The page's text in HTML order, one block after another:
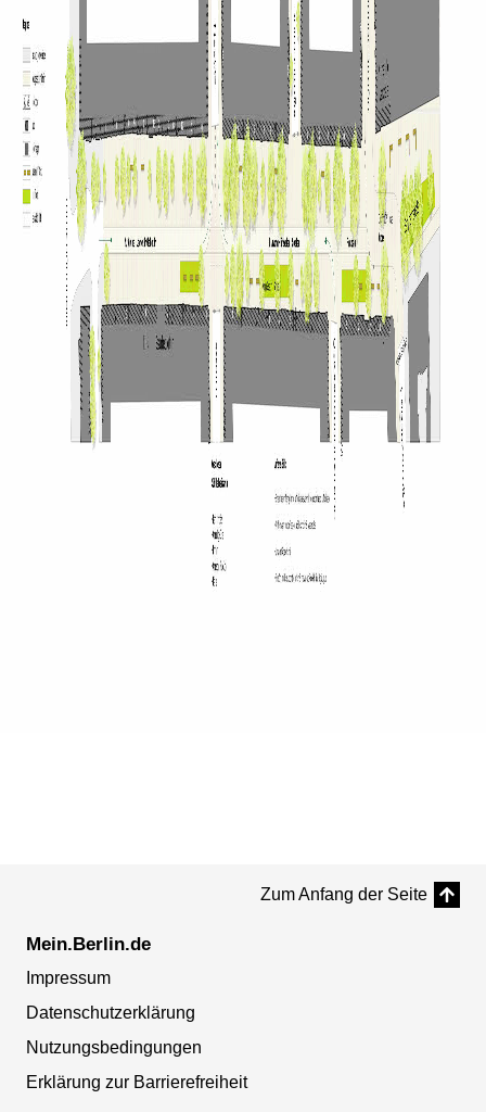
Zum Anfang der Seite
Mein.Berlin.de
Impressum
Datenschutzerklärung
Nutzungsbedingungen
Erklärung zur Barrierefreiheit